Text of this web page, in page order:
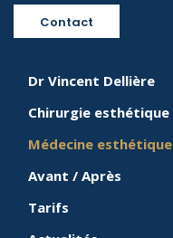
Contact
Dr Vincent Dellière
Chirurgie esthétique
Médecine esthétique
Avant / Après
Tarifs